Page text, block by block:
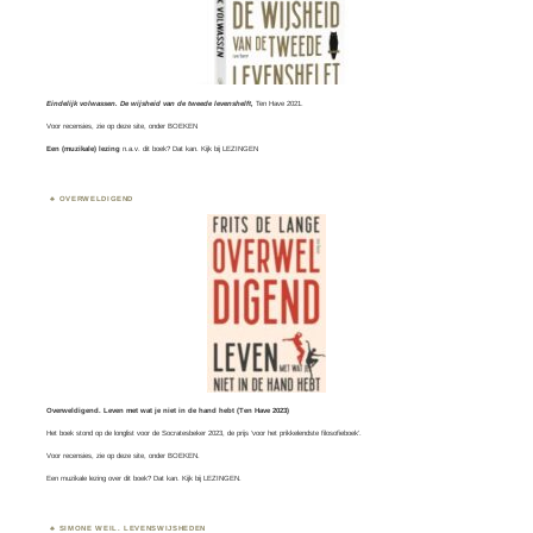
Eindelijk volwassen. De wijsheid van de tweede levenshelft, Ten Have 2021.
Voor recensies, zie op deze site, onderBOEKEN
Een (muzikale) lezing n.a.v. dit boek? Dat kan. Kijk bijLEZINGEN
OVERWELDIGEND
Overweldigend. Leven met wat je niet in de hand hebt (Ten Have 2023)
Het boek stond op de longlist voor deSocratesbeker 2023, de prijs ‘voor het prikkelendste filosofieboek’.
Voor recensies, zie op deze site, onderBOEKEN
Een muzikale lezing over dit boek? Dat kan. Kijk bijLEZINGEN.
SIMONE WEIL. LEVENSWIJSHEDEN